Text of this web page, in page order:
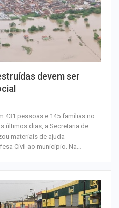
devem ser
431 pessoas e 145 famílias no
últimos dias, a Secretaria de
materiais de ajuda
Civil ao município. Na…